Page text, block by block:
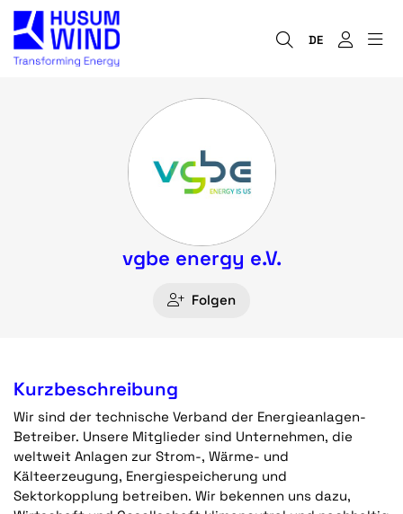
DE
vgbe energy e.V.
Folgen
Kurzbeschreibung
Wir sind der technische Verband der Energieanlagen-
Betreiber. Unsere Mitglieder sind Unternehmen, die
weltweit Anlagen zur Strom-, Wärme- und
Kälteerzeugung, Energiespeicherung und
Sektorkopplung betreiben. Wir bekennen uns dazu,